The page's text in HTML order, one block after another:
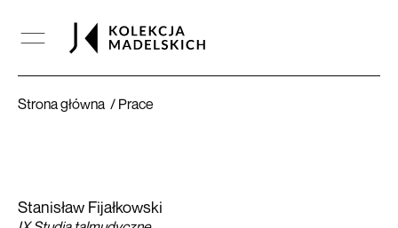
Strona główna Prace
IX Studia talmudyczne
Stanisław Fijałkowski